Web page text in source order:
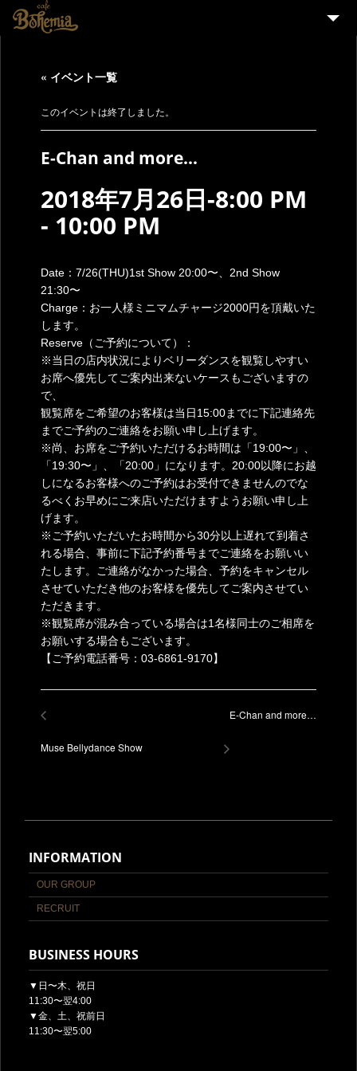
EVENT
ENGLISH
« イベント一覧
このイベントは終了しました。
E-Chan and more…
2018年7月26日-8:00 PM
- 10:00 PM
Date：7/26(THU)1st Show 20:00〜、2nd Show
21:30〜
Charge：お一人様ミニマムチャージ2000円を頂戴いた
します。
Reserve（ご予約について）：
※当日の店内状況によりベリーダンスを観覧しやすい
お席へ優先してご案内出来ないケースもございますの
で、
観覧席をご希望のお客様は当日15:00までに下記連絡先
までご予約のご連絡をお願い申し上げます。
※尚、お席をご予約いただけるお時間は「19:00〜」、
「19:30〜」、「20:00」になります。20:00以降にお越
しになるお客様へのご予約はお受付できませんのでな
るべくお早めにご来店いただけますようお願い申し上
げます。
※ご予約いただいたお時間から30分以上遅れて到着さ
れる場合、事前に下記予約番号までご連絡をお願いい
たします。ご連絡がなかった場合、予約をキャンセル
させていただき他のお客様を優先してご案内させてい
ただきます。
※観覧席が混み合っている場合は1名様同士のご相席を
お願いする場合もございます。
【ご予約電話番号：03-6861-9170】
Muse Bellydance Show
E-Chan and more…
INFORMATION
OUR GROUP
RECRUIT
BUSINESS HOURS
▼日〜木、祝日
11:30〜翌4:00
▼金、土、祝前日
11:30〜翌5:00